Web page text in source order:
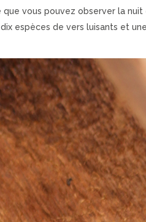
vous pouvez observer la
espèces de vers luisants et